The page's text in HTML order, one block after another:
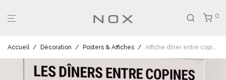
0
Accueil / Décoration / Posters & Affiches / Affiche dîner entre copines